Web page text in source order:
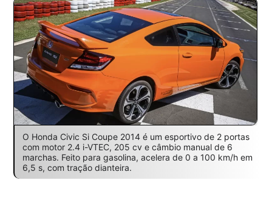
O Honda Civic Si Coupe 2014 é um esportivo de 2 portas
com motor 2.4 i-VTEC, 205 cv e câmbio manual de 6
marchas. Feito para gasolina, acelera de 0 a 100 km/h em
6,5 s, com tração dianteira.